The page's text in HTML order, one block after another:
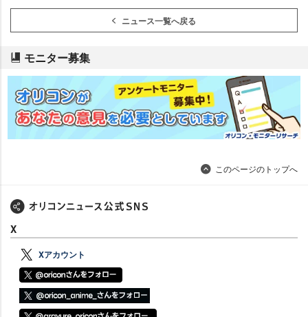
ニュース一覧へ戻る
モニター募集
このページのトップへ
X
Xアカウント